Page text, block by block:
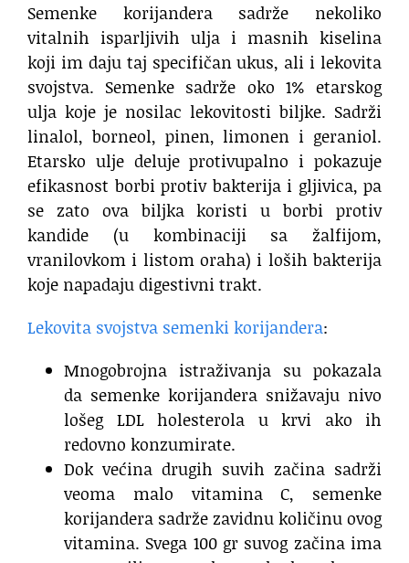
Semenke korijandera sadrže nekoliko
vitalnih isparljivih ulja i masnih kiselina
koji im daju taj specifičan ukus, ali i lekovita
svojstva. Semenke sadrže oko 1% etarskog
ulja koje je nosilac lekovitosti biljke. Sadrži
linalol, borneol, pinen, limonen i geraniol.
Etarsko ulje deluje protivupalno i pokazuje
efikasnost borbi protiv bakterija i gljivica, pa
se zato ova biljka koristi u borbi protiv
kandide (u kombinaciji sa žalfijom,
vranilovkom i listom oraha) i loših bakterija
koje napadaju digestivni trakt.
Lekovita svojstva semenki korijandera:
Mnogobrojna istraživanja su pokazala
da semenke korijandera snižavaju nivo
lošeg LDL holesterola u krvi ako ih
redovno konzumirate.
Dok većina drugih suvih začina sadrži
veoma malo vitamina C, semenke
korijandera sadrže zavidnu količinu ovog
vitamina. Svega 100 gr suvog začina ima